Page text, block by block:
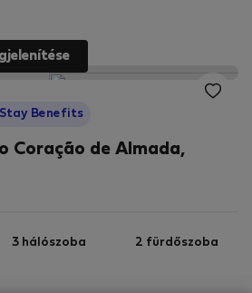
Benefits
Coração de Almada,
3 hálószoba 2 fürdőszoba